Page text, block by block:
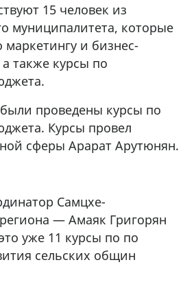
15 человек из
муниципалитета, которые
маркетингу и бизнес-
также курсы по
проведены курсы по
Курсы провел
сферы Арарат Арутюнян.
Самцхе-
— Амаяк Григорян
уже 11 курсы по по
сельских общин